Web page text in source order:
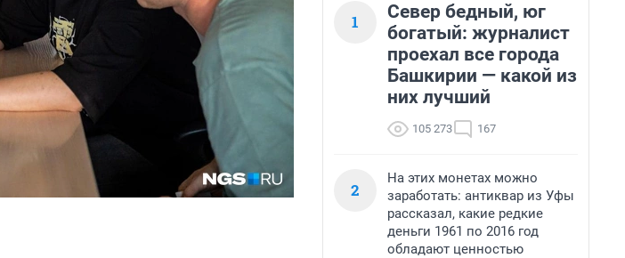
1
Север бедный, юг
богатый: журналист
проехал все города
Башкирии — какой из
них лучший
105 273 167
2
На этих монетах можно
заработать: антиквар из Уфы
рассказал, какие редкие
деньги 1961 по 2016 год
обладают ценностью